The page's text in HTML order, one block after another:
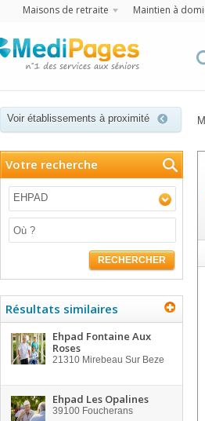
Maisons de retraite Maintien à
Voir établissements à proximité
Votre recherche
EHPAD
RECHERCHER
Résultats similaires
Ehpad Fontaine Aux
Roses
21310 Mirebeau Sur Beze
Ehpad Les Opalines
39100 Foucherans